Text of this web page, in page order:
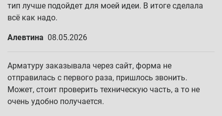
тип лучше подойдет для моей идеи. В итоге сделала
всё как надо.
Алевтина 08.05.2026
Арматуру заказывала через сайт, форма не
отправилась с первого раза, пришлось звонить.
Может, стоит проверить техническую часть, а то не
очень удобно получается.